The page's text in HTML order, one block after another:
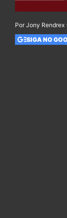
Por Jony Rendrex
SIGA NO